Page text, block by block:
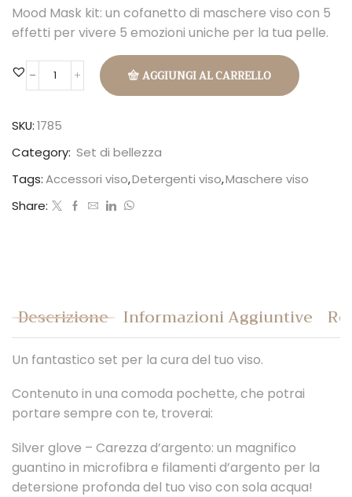
Mood Mask kit: un cofanetto di maschere viso con 5
effetti per vivere 5 emozioni uniche per la tua pelle.
Beauty
quantità
AGGIUNGI AL CARRELLO
SKU:1785
Category: Set di bellezza
Tags:Accessori viso,Detergenti viso,Maschere viso
Share:
Descrizione Informazioni Aggiuntive
Un fantastico set per la cura del tuo viso.
Contenuto in una comoda pochette, che potrai
portare sempre con te, troverai:
Silver glove – Carezza d’argento: un magnifico
guantino in microfibra e filamenti d’argento per la
detersione profonda del tuo viso con sola acqua!